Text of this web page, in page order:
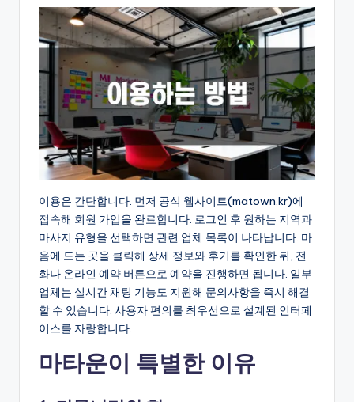
이용은 간단합니다. 먼저 공식 웹사이트(matown.kr)에
접속해 회원 가입을 완료합니다. 로그인 후 원하는 지역과
마사지 유형을 선택하면 관련 업체 목록이 나타납니다. 마
음에 드는 곳을 클릭해 상세 정보와 후기를 확인한 뒤, 전
화나 온라인 예약 버튼으로 예약을 진행하면 됩니다. 일부
업체는 실시간 채팅 기능도 지원해 문의사항을 즉시 해결
할 수 있습니다. 사용자 편의를 최우선으로 설계된 인터페
이스를 자랑합니다.
마타운이 특별한 이유